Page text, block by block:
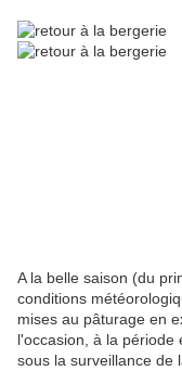
A la belle saison (du
conditions
mises au pâturage en
l'occasion, à la période
sous la surveillance de